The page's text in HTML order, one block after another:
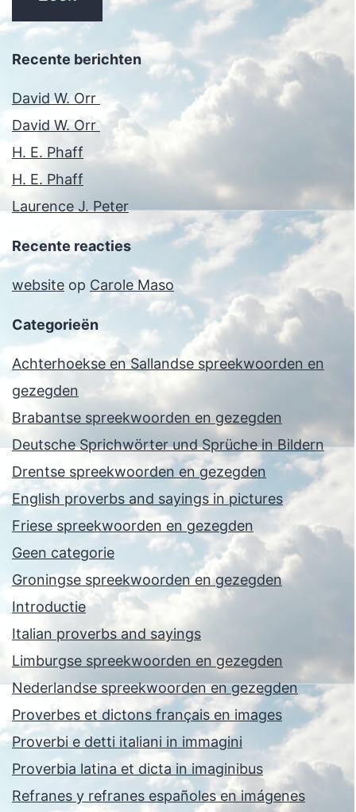
Recente berichten
David W. Orr
David W. Orr
H. E. Phaff
H. E. Phaff
Laurence J. Peter
Recente reacties
website op Carole Maso
Categorieën
Achterhoekse en Sallandse spreekwoorden en
gezegden
Brabantse spreekwoorden en gezegden
Deutsche Sprichwörter und Sprüche in Bildern
Drentse spreekwoorden en gezegden
English proverbs and sayings in pictures
Friese spreekwoorden en gezegden
Geen categorie
Groningse spreekwoorden en gezegden
Introductie
Italian proverbs and sayings
Limburgse spreekwoorden en gezegden
Nederlandse spreekwoorden en gezegden
Proverbes et dictons français en images
Proverbi e detti italiani in immagini
Proverbia latina et dicta in imaginibus
Refranes y refranes españoles en imágenes